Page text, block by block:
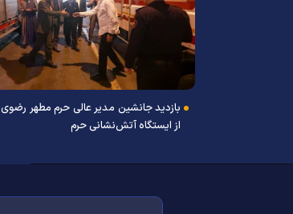
بازدید جانشین مدیر عالی حرم مطهر رضوی
از ایستگاه آتش‌نشانی حرم